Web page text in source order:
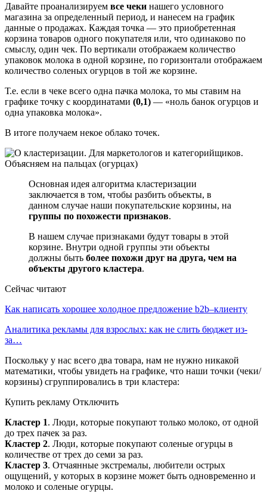
Давайте проанализируем все чеки нашего условного
магазина за определенный период, и нанесем на график
данные о продажах. Каждая точка — это приобретенная
корзина товаров одного покупателя или, что одинаково по
смыслу, один чек. По вертикали отображаем количество
упаковок молока в одной корзине, по горизонтали отображаем
количество соленых огурцов в той же корзине.
Т.е. если в чеке всего одна пачка молока, то мы ставим на
графике точку с координатами (0,1) — «ноль банок огурцов и
одна упаковка молока».
В итоге получаем некое облако точек.
Основная идея алгоритма кластеризации
заключается в том, чтобы разбить объекты, в
данном случае наши покупательские корзины, на
группы по похожести признаков.
В нашем случае признаками будут товары в этой
корзине. Внутри одной группы эти объекты
должны быть более похожи друг на друга, чем на
объекты другого кластера.
Сейчас читают
Как написать хорошее холодное предложение b2b–клиенту
Аналитика рекламы для взрослых: как не слить бюджет из-
за…
Поскольку у нас всего два товара, нам не нужно никакой
математики, чтобы увидеть на графике, что наши точки (чеки/
корзины) сгруппировались в три кластера:
Купить рекламу Отключить
Кластер 1. Люди, которые покупают только молоко, от одной
до трех пачек за раз.
Кластер 2. Люди, которые покупают соленые огурцы в
количестве от трех до семи за раз.
Кластер 3. Отчаянные экстремалы, любители острых
ощущений, у которых в корзине может быть одновременно и
молоко и соленые огурцы.